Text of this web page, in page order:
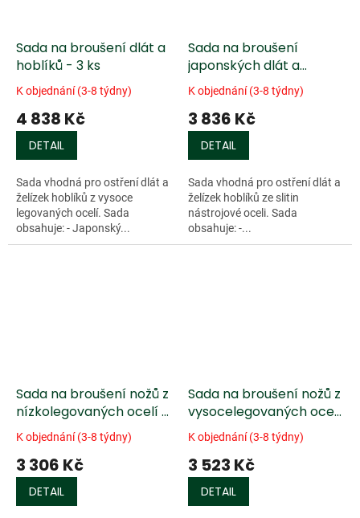
Sada na broušení dlát a
hoblíků - 3 ks
K objednání (3-8 týdny)
4 838 Kč
DETAIL
Sada vhodná pro ostření dlát a
želízek hoblíků z vysoce
legovaných ocelí. Sada
obsahuje: - Japonský...
Sada na broušení
japonských dlát a
želízek hoblíků - 3 ks
K objednání (3-8 týdny)
3 836 Kč
DETAIL
Sada vhodná pro ostření dlát a
želízek hoblíků ze slitin
nástrojové oceli. Sada
obsahuje: -...
Sada na broušení nožů z
nízkolegovaných ocelí -
5 ks
K objednání (3-8 týdny)
3 306 Kč
DETAIL
Sada na broušení nožů z
vysocelegovaných ocelí
- 4 ks
K objednání (3-8 týdny)
3 523 Kč
DETAIL